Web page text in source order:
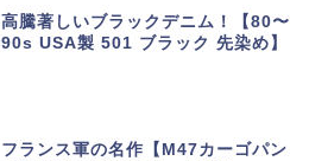
高騰著しいブラックデニム！【80〜
90s USA製 501 ブラック 先染め】
フランス軍の名作【M47カーゴパン